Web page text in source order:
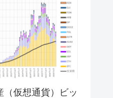
（仮想通貨）ビッ